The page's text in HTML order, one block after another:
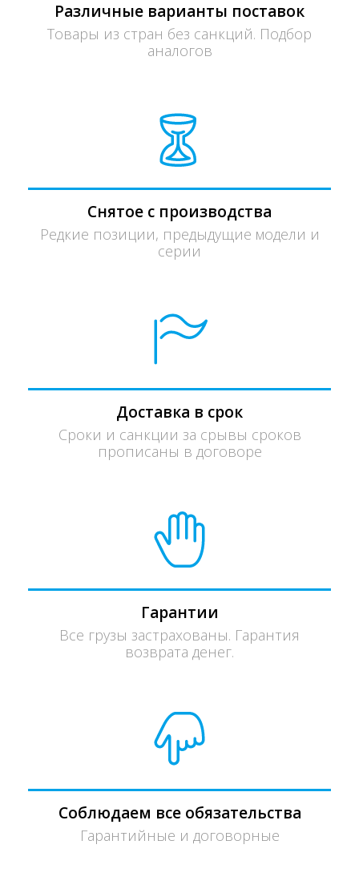
Различные варианты поставок
Товары из стран без санкций. Подбор
аналогов
Снятое с производства
Редкие позиции, предыдущие модели и
серии
Доставка в срок
Сроки и санкции за срывы сроков
прописаны в договоре
Гарантии
Все грузы застрахованы. Гарантия
возврата денег.
Соблюдаем все обязательства
Гарантийные и договорные